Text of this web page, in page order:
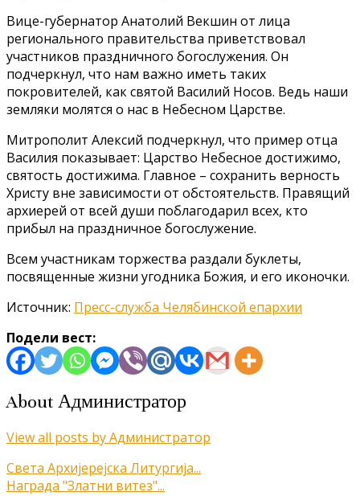
Вице-губернатор Анатолий Векшин от лица
регионального правительства приветствовал
участников праздничного богослужения. Он
подчеркнул, что нам важно иметь таких
покровителей, как святой Василий Носов. Ведь наши
земляки молятся о нас в Небесном Царстве.
Митрополит Алексий подчеркнул, что пример отца
Василия показывает: Царство Небесное достижимо,
святость достижима. Главное – сохранить верность
Христу вне зависимости от обстоятельств. Правящий
архиерей от всей души поблагодарил всех, кто
прибыл на праздничное богослужение.
Всем участникам торжества раздали буклеты,
посвященные жизни угодника Божия, и его иконочки.
Источник: Пресс-служба Челябинской епархии
Подели вест:
About Администратор
View all posts by Администратор
Кретање
чланка
Света Архијерејска Литургија...
Награда "Златни витез"...